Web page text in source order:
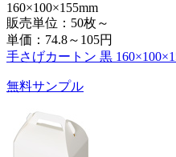
160×100×155mm
販売単位：50枚～
単価： 74.8～105円
手さげカートン 黒
無料サンプル